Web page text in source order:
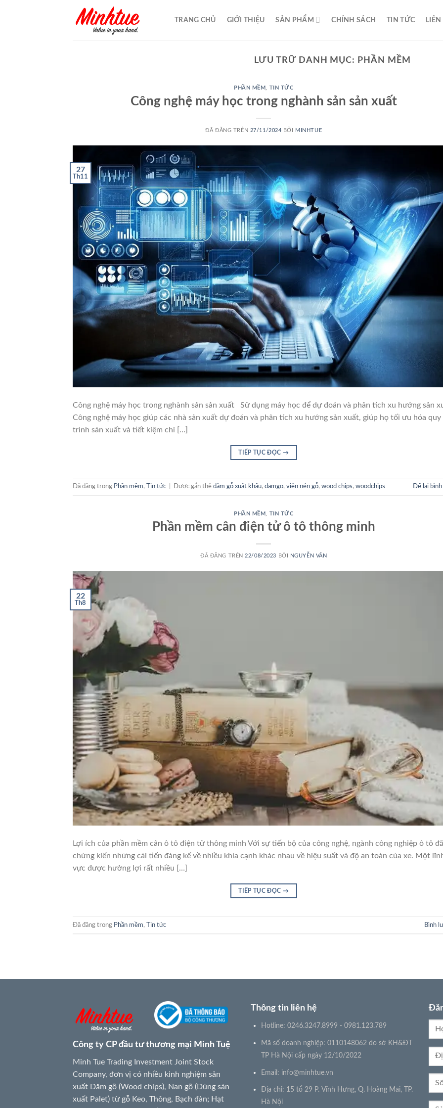
TRANG CHỦ GIỚI THIỆU SẢN PHẨM CHÍNH SÁCH TIN TỨC LIÊN
LƯU TRỮ DANH MỤC: PHẦN MỀM
PHẦN MỀM TIN TỨC
Công nghệ máy học trong nghành sản sản xuất
ĐÃ ĐĂNG TRÊN 27/11/2024 BỞI MINHTUE
27
Th11
Công nghệ máy học trong nghành sản sản xuất Sử dụng máy học để dự đoán và phân tích xu hướng sản
Công nghệ máy học giúp các nhà sản xuất dự đoán và phân tích xu hướng sản xuất, giúp họ tối ưu hóa quy
trình sản xuất và tiết kiệm chi […]
TIẾP TỤC ĐỌC →
Đã đăng trong Phần mềm, Tin tức Được gắn thẻ dăm gỗ xuất khẩu, damgo, viên nén gỗ, wood chips, woodchips Để lại bình
PHẦN MỀM TIN TỨC
Phần mềm cân điện tử ô tô thông minh
ĐÃ ĐĂNG TRÊN22/08/2023 BỞI NGUYỄN VĂN
22
Th8
Lợi ích của phần mềm cân ô tô điện tử thông minh Với sự tiến bộ của công nghệ, ngành công nghiệp ô tô đã
chứng kiến ​​những cải tiến đáng kể về nhiều khía cạnh khác nhau về hiệu suất và độ an toàn của xe. Một
vực được hưởng lợi rất nhiều […]
TIẾP TỤC ĐỌC →
Đã đăng trong Phần mềm, Tin tức Bình
Công ty CP đầu tư thương mại Minh Tuệ
Minh Tue Trading Investment Joint Stock
Company, đơn vị có nhiều kinh nghiệm sản
xuất Dăm gỗ (Wood chips), Nan gỗ (Dùng sản
xuất Palet) từ gỗ Keo, Thông, Bạch đàn; Hạt
Thông tin liên hệ
Hotline: 0246.3247.8999 - 0981.123.789
Mã số doanh nghiệp: 0110148062 do sở KH&ĐT
TP Hà Nội cấp ngày 12/10/2022
Email: info@minhtue.vn
Địa chỉ: 15 tổ 29 P. Vĩnh Hưng, Q. Hoàng Mai, TP.
Hà Nội